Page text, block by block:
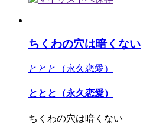
ちくわの穴は暗くない
ととと（永久恋愛）
ととと（永久恋愛）
ちくわの穴は暗くない